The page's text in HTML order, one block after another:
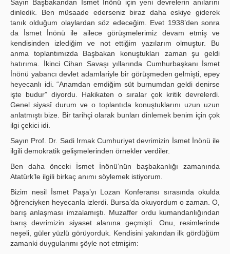
Publication Policies
Guidelines
Contact Us
Sayın Başbakandan İsmet İnönü için yeni devrelerin anılarını
dinledik. Ben müsaade ederseniz biraz daha eskiye giderek
tanık olduğum olaylardan söz edeceğim. Evet 1938’den sonra
da İsmet İnönü ile ailece görüşmelerimiz devam etmiş ve
kendisinden izlediğim ve not ettiğim yazılarım olmuştur. Bu
anma toplantımızda Başbakan konuştukları zaman şu geldi
hatırıma. İkinci Cihan Savaşı yıllarında Cumhurbaşkanı İsmet
İnönü yabancı devlet adamlariyle bir görüşmeden gelmişti, epey
heyecanlı idi. “Anamdan emdiğim süt burnumdan geldi denirse
işte budur” diyordu. Hakikaten o sıralar çok kritik devrelerdi.
Genel siyasî durum ve o toplantıda konuştuklarını uzun uzun
anlatmıştı bize. Bir tarihçi olarak bunları dinlemek benim için çok
ilgi çekici idi.
Sayın Prof. Dr. Sadi Irmak Cumhuriyet devrimizin İsmet İnönü ile
ilgili demokratik gelişmelerinden örnekler verdiler.
Ben daha önceki İsmet İnönü’nün başbakanlığı zamanında
Atatürk’le ilgili birkaç anımı söylemek istiyorum.
Bizim nesil İsmet Paşa’yı Lozan Konferansı sırasında okulda
öğrenciyken heyecanla izlerdi. Bursa’da okuyordum o zaman. O,
barış anlaşması imzalamıştı. Muzaffer ordu kumandanlığından
barış devrimizin siyaset alanına geçmişti. Onu, resimlerinde
neşeli, güler yüzlü görüyorduk. Kendisini yakından ilk gördüğüm
zamanki duygularımı şöyle not etmişim: